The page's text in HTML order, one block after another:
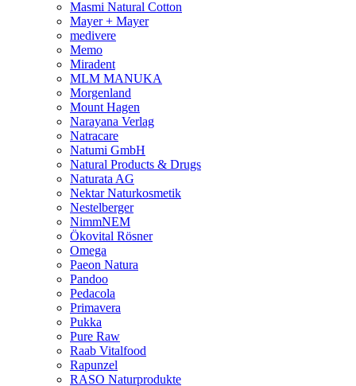
Masmi Natural Cotton
Mayer + Mayer
medivere
Memo
Miradent
MLM MANUKA
Morgenland
Mount Hagen
Narayana Verlag
Natracare
Natumi GmbH
Natural Products & Drugs
Naturata AG
Nektar Naturkosmetik
Nestelberger
NimmNEM
Ökovital Rösner
Omega
Paeon Natura
Pandoo
Pedacola
Primavera
Pukka
Pure Raw
Raab Vitalfood
Rapunzel
RASO Naturprodukte